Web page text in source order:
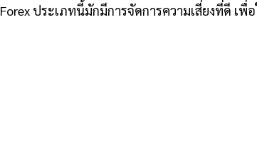
ประเภทนี้มักมีการจัดการความเสี่ยงที่ดี เพื่